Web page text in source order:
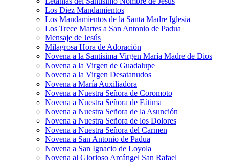
Los Diez Mandamientos
Los Mandamientos de la Santa Madre Iglesia
Los Trece Martes a San Antonio de Padua
Mensaje de Jesús
Milagrosa Hora de Adoración
Novena a la Santísima Virgen María Madre de Dios
Novena a la Virgen de Guadalupe
Novena a la Virgen Desatanudos
Novena a María Auxiliadora
Novena a Nuestra Señora de Coromoto
Novena a Nuestra Señora de Fátima
Novena a Nuestra Señora de la Asunción
Novena a Nuestra Señora de los Dolores
Novena a Nuestra Señora del Carmen
Novena a San Antonio de Padua
Novena a San Ignacio de Loyola
Novena al Glorioso Arcángel San Rafael